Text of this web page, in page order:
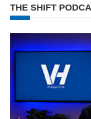
THE SHIFT